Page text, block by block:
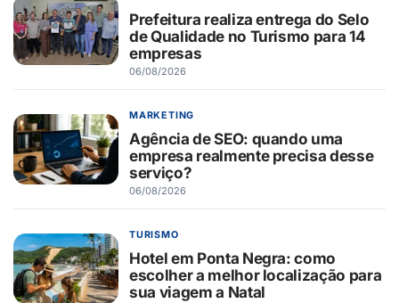
Prefeitura realiza entrega do Selo
de Qualidade no Turismo para 14
empresas
06/08/2026
MARKETING
Agência de SEO: quando uma
empresa realmente precisa desse
serviço?
06/08/2026
TURISMO
Hotel em Ponta Negra: como
escolher a melhor localização para
sua viagem a Natal